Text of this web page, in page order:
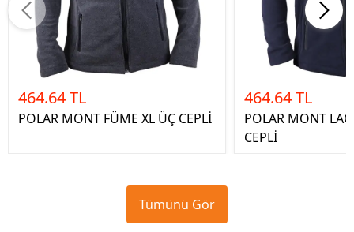
464.64 TL
POLAR MONT FÜME XL ÜÇ CEPLİ
464.64 TL
POLAR MONT
CEPLİ
Tümünü Gör